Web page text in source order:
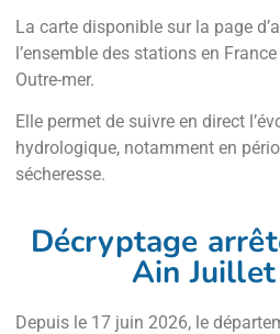
La carte disponible sur la page
l’ensemble des stations en
Outre-mer.
Elle permet de suivre en direct
hydrologique, notamment en
sécheresse.
Décryptage
Ain
Depuis le 17 juin 2026, le